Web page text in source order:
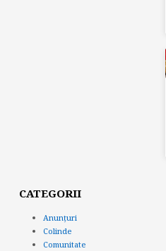
CATEGORII
Anunțuri
Colinde
Comunitate